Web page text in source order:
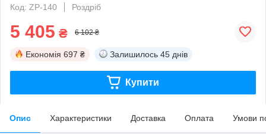
Код: ZP-140
Роздріб
5 405 ₴ 6 102 ₴
Економія 697 ₴ Залишилось 45 днів
Купити
Опис Характеристики Доставка Оплата Умови